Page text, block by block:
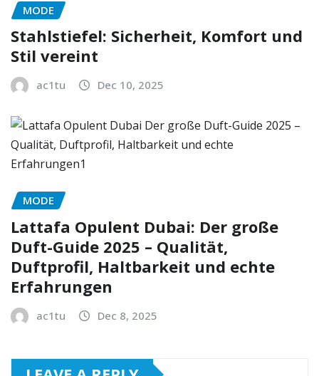
MODE
Stahlstiefel: Sicherheit, Komfort und
Stil vereint
ac1tu Dec 10, 2025
MODE
Lattafa Opulent Dubai: Der große
Duft-Guide 2025 – Qualität,
Duftprofil, Haltbarkeit und echte
Erfahrungen
ac1tu Dec 8, 2025